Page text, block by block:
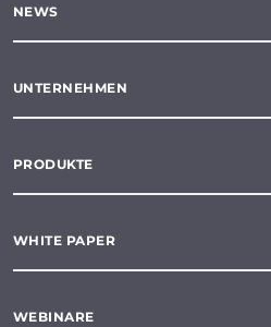
NEWS
UNTERNEHMEN
PRODUKTE
WHITE PAPER
WEBINARE